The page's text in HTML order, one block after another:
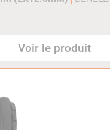
Voir le produit